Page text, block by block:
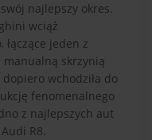
najlepszy okres.
wciąż
jeden z
manualną skrzynią
wchodziła do
fenomenalnego
z najlepszych aut
R8.